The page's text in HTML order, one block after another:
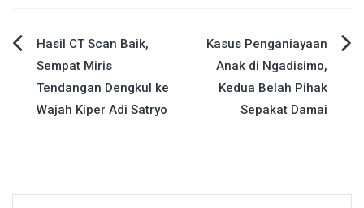
Navigasi
pos
Hasil CT Scan Baik,
Sempat Miris
Tendangan Dengkul ke
Wajah Kiper Adi Satryo
Kasus Penganiayaan
Anak di Ngadisimo,
Kedua Belah Pihak
Sepakat Damai